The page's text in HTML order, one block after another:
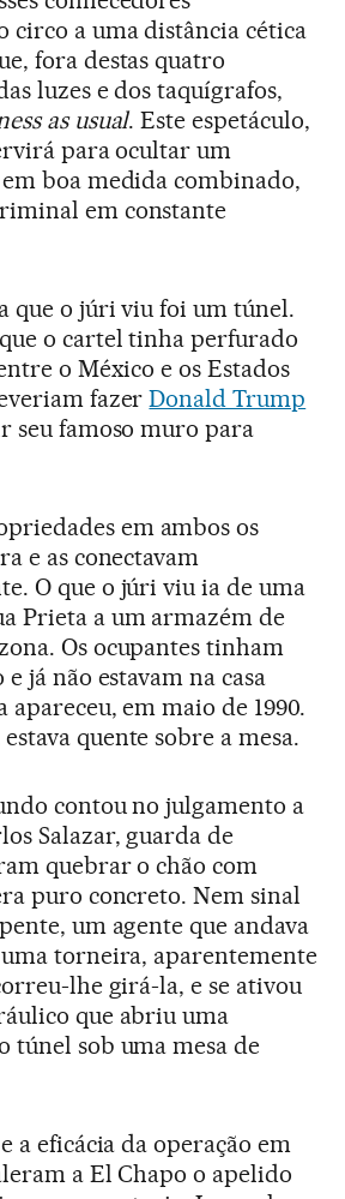
circo a uma distância cética
fora destas quatro
luzes e dos taquígrafos,
as usual. Este espetáculo,
para ocultar um
boa medida combinado,
em constante
que o júri viu foi um túnel.
o cartel tinha perfurado
o México e os Estados
fazerDonald Trump
seu famoso muro para
em ambos os
e as conectavam
O que o júri viu ia de uma
Prieta a um armazém de
Os ocupantes tinham
já não estavam na casa
em maio de 1990.
quente sobre a mesa.
contou no julgamento a
Salazar, guarda de
quebrar o chão com
puro concreto. Nem sinal
um agente que andava
torneira, aparentemente
lhe girá-la, e se ativou
que abriu uma
túnel sob uma mesa de
a eficácia da operação em
a El Chapo o apelido